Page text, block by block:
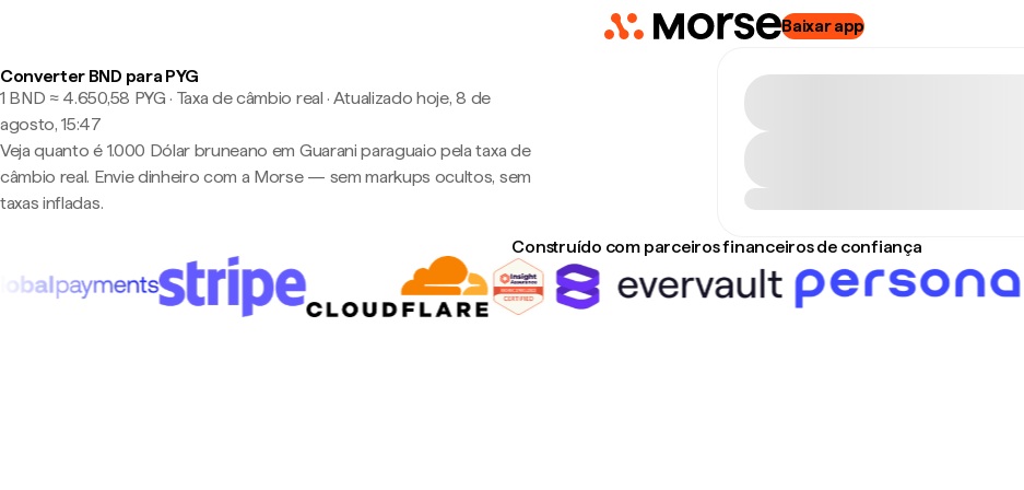
Baixar app
Converter BND para PYG
1 BND ≈ 4.650,58 PYG · Taxa de câmbio real · Atualizado hoje, 8 de
agosto, 15:47
Veja quanto é 1.000 Dólar bruneano em Guarani paraguaio pela taxa de
câmbio real. Envie dinheiro com a Morse — sem markups ocultos, sem
taxas infladas.
Construído com parceiros financeiros de confiança